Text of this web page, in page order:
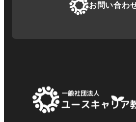
お問い合わ